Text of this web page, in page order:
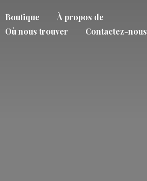
Boutique
À propos de
Où nous trouver
Contactez-nous